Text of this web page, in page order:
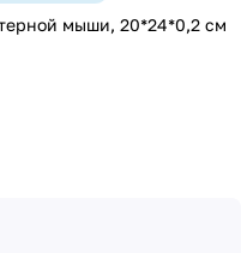
мыши, 20*24*0,2 см